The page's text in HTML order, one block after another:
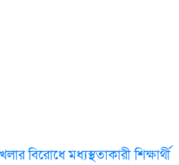
বিরোধে মধ্যস্থতাকারী শিক্ষার্থী